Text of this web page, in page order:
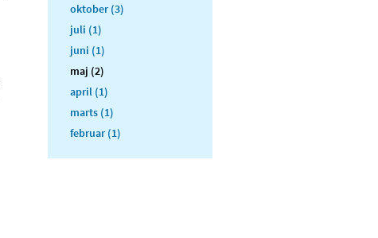
oktober (3)
juli (1)
juni (1)
maj (2)
april (1)
marts (1)
februar (1)